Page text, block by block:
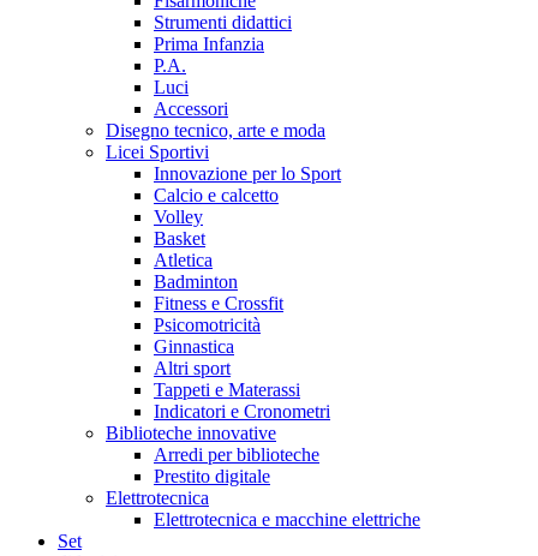
Strumenti didattici
Prima Infanzia
P.A.
Luci
Accessori
Disegno tecnico, arte e moda
Licei Sportivi
Innovazione per lo Sport
Calcio e calcetto
Volley
Basket
Atletica
Badminton
Fitness e Crossfit
Psicomotricità
Ginnastica
Altri sport
Tappeti e Materassi
Indicatori e Cronometri
Biblioteche innovative
Arredi per biblioteche
Prestito digitale
Elettrotecnica
Elettrotecnica e macchine elettriche
Set